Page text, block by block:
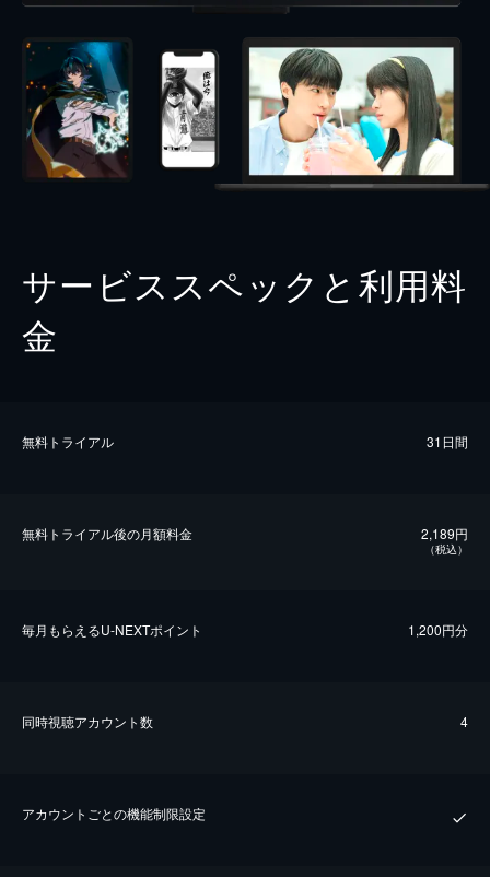
サービススペックと利用料
金
無料トライアル 31日間
無料トライアル後の⽉額料金 2,189円
（税込）
毎⽉もらえるU-NEXTポイント 1,200円分
同時視聴アカウント数 4
アカウントごとの機能制限設定